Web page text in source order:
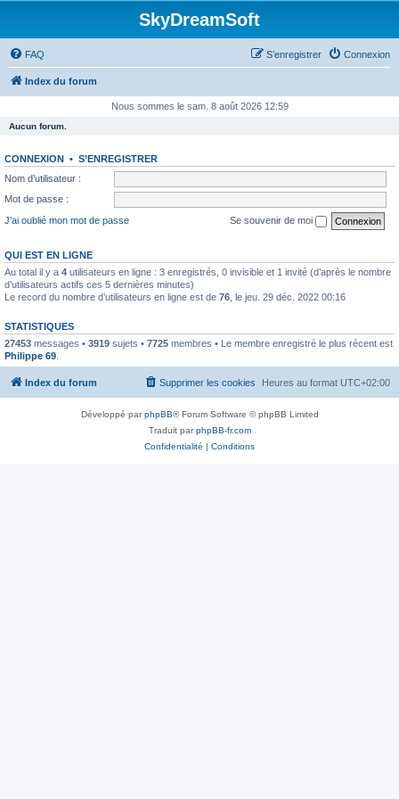
SkyDreamSoft
FAQ Connexion
S’enregistrer
Index du forum
Nous sommes le sam. 8 août 2026 12:59
Aucun forum.
CONNEXION • S’ENREGISTRER
Nom d’utilisateur :
Mot de passe :
J’ai oublié mon mot de passe
Se souvenir de moi
QUI EST EN LIGNE
Au total il y a 4 utilisateurs en ligne : 3 enregistrés, 0 invisible et 1 invité (d’après le nombre
d’utilisateurs actifs ces 5 dernières minutes)
Le record du nombre d’utilisateurs en ligne est de 76 , le jeu. 29 déc. 2022 00:16
STATISTIQUES
27453 messages • 3919 sujets • 7725 membres • Le membre enregistré le plus récent est
Philippe 69
Index du forum Heures au format UTC+02:00
Supprimer les cookies
Développé parphpBB® Forum Software © phpBB Limited
Traduit parphpBB-fr.com
Confidentialité | Conditions